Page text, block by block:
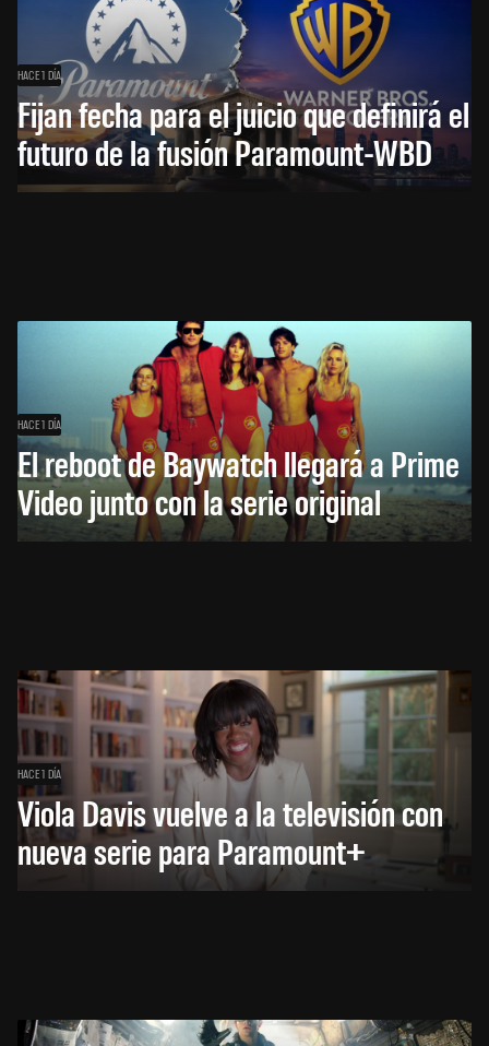
HACE 1 DÍA
Fijan fecha para el juicio que definirá el
futuro de la fusión Paramount-WBD
HACE 1 DÍA
El reboot de Baywatch llegará a Prime
Video junto con la serie original
HACE 1 DÍA
Viola Davis vuelve a la televisión con
nueva serie para Paramount+